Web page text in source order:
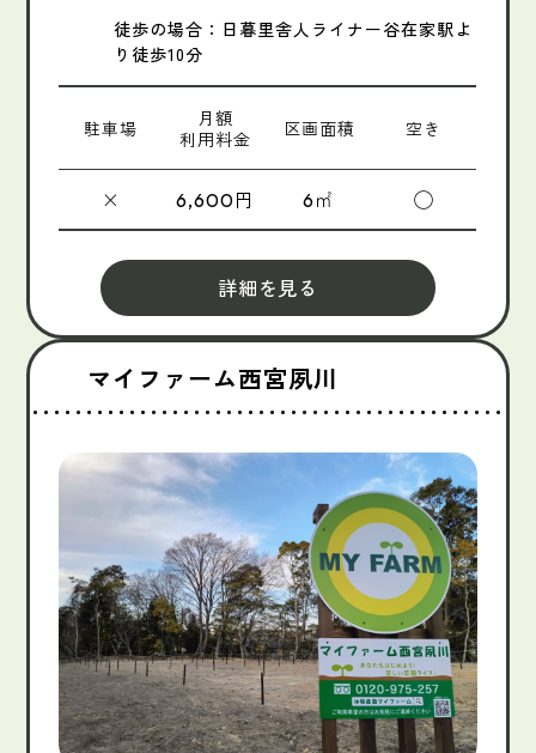
徒歩の場合：日暮里舎人ライナー谷在家駅よ
り徒歩10分
駐車場
月額
利用料金
区画面積 空き
× 6,600円 6㎡ ◯
詳細を見る
マイファーム西宮夙川